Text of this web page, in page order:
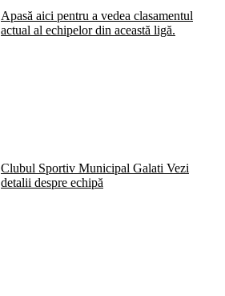
Apasă aici pentru a vedea clasamentul
actual al echipelor din această ligă.
Clubul Sportiv Municipal Galati Vezi
detalii despre echipă